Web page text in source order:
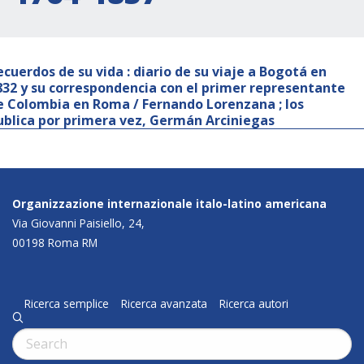
de su vida : diario de su viaje a Bogotá en
y su correspondencia con el primer representante
Colombia en Roma / Fernando Lorenzana ; los
por primera vez, Germán Arciniegas
Organizzazione internazionale italo-latino americana
Via Giovanni Paisiello, 24,
00198 Roma RM
Ricerca semplice Ricerca avanzata Ricerca autori
q
Cerca: